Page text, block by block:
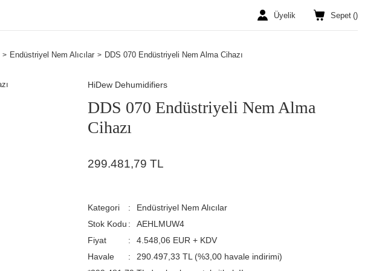
Üyelik Sepet ()
Endüstriyel Nem Alıcılar DDS 070 Endüstriyeli Nem Alma Cihazı
HiDew Dehumidifiers
DDS 070 Endüstriyeli Nem Alma
Cihazı
299.481,79 TL
Kategori
Endüstriyel Nem Alıcılar
Stok Kodu
AEHLMUW4
Fiyat
4.548,06 EUR + KDV
Havale
290.497,33 TL (%3,00 havale indirimi)